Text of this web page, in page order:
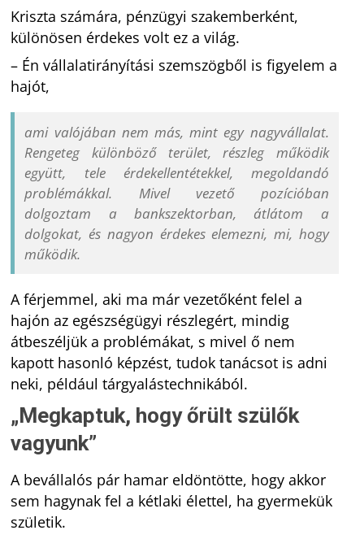
Kriszta számára, pénzügyi szakemberként,
különösen érdekes volt ez a világ.
– Én vállalatirányítási szemszögből is figyelem a
hajót,
ami valójában nem más, mint egy nagyvállalat.
Rengeteg különböző terület, részleg működik
együtt, tele érdekellentétekkel, megoldandó
problémákkal. Mivel vezető pozícióban
dolgoztam a bankszektorban, átlátom a
dolgokat, és nagyon érdekes elemezni, mi, hogy
működik.
A férjemmel, aki ma már vezetőként felel a
hajón az egészségügyi részlegért, mindig
átbeszéljük a problémákat, s mivel ő nem
kapott hasonló képzést, tudok tanácsot is adni
neki, például tárgyalástechnikából.
„Megkaptuk, hogy őrült szülők
vagyunk”
A bevállalós pár hamar eldöntötte, hogy akkor
sem hagynak fel a kétlaki élettel, ha gyermekük
születik.